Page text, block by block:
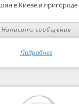
в Киеве и пригороде
Написать сообщение
Подробнее